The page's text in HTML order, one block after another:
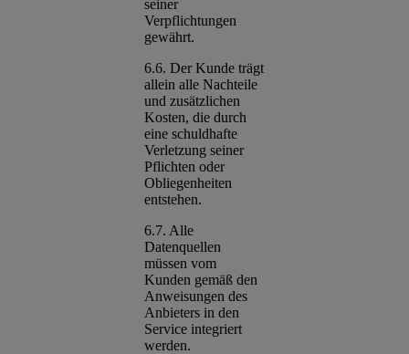
seiner
Verpflichtungen
gewährt.
6.6. Der Kunde trägt
allein alle Nachteile
und zusätzlichen
Kosten, die durch
eine schuldhafte
Verletzung seiner
Pflichten oder
Obliegenheiten
entstehen.
6.7. Alle
Datenquellen
müssen vom
Kunden gemäß den
Anweisungen des
Anbieters in den
Service integriert
werden.